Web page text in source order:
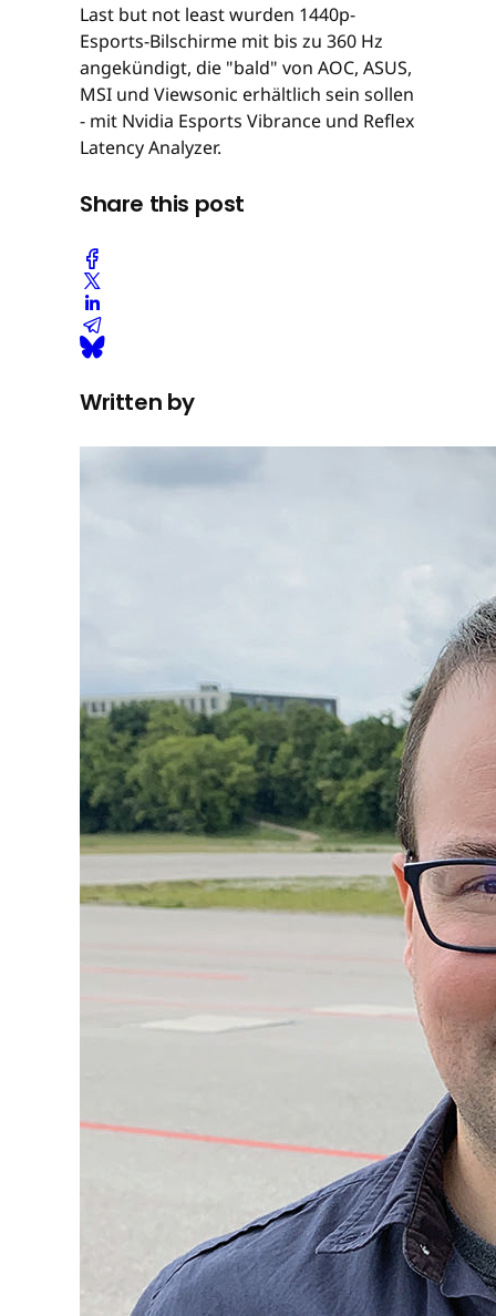
Last but not least wurden 1440p-
Esports-Bilschirme mit bis zu 360 Hz
angekündigt, die "bald" von AOC, ASUS,
MSI und Viewsonic erhältlich sein sollen
- mit Nvidia Esports Vibrance und Reflex
Latency Analyzer.
Share this post
Written by